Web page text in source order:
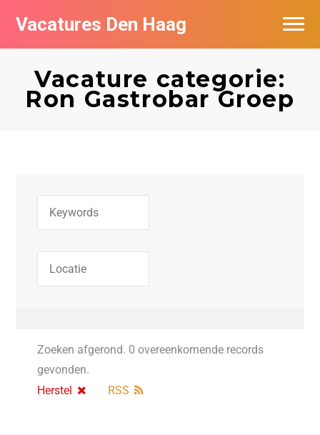
Vacatures Den Haag
Vacature categorie:
Ron Gastrobar Groep
Zoeken afgerond. 0 overeenkomende records
gevonden.
Herstel
RSS
Vacatures per bedrijf in Den Haag
Populair